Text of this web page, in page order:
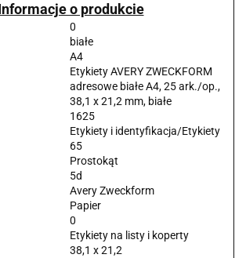
o produkcie
0
białe
A4
Etykiety AVERY ZWECKFORM
adresowe białe A4, 25 ark./op.,
38,1 x 21,2 mm, białe
1625
Etykiety i identyfikacja/Etykiety
65
Prostokąt
5d
Avery Zweckform
Papier
0
Etykiety na listy i koperty
38,1 x 21,2